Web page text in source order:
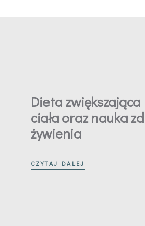
Dieta zwiększająca
ciała oraz nauka
żywienia
CZYTAJ DALEJ